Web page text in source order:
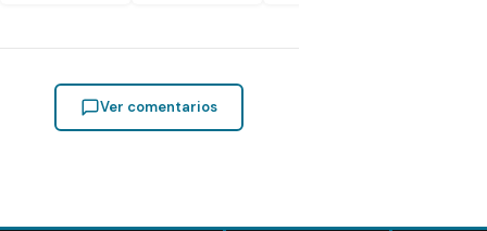
Ver comentarios